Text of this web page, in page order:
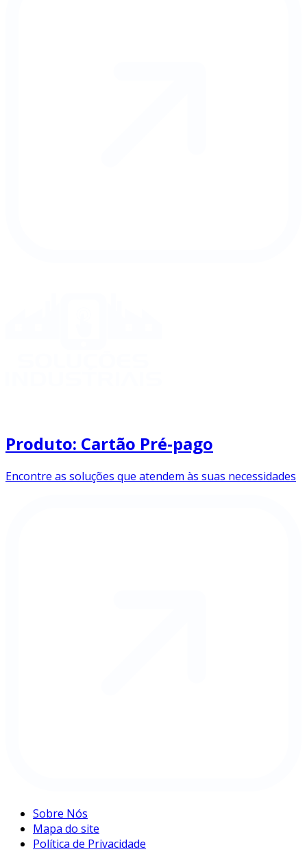
Produto: Cartão Pré-pago
Encontre as soluções que atendem às suas necessidades
Sobre Nós
Mapa do site
Política de Privacidade